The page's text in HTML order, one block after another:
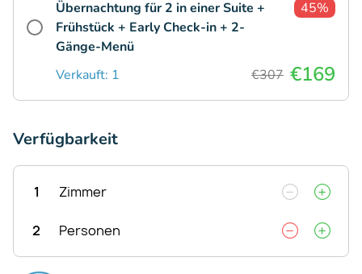
Übernachtung für 2 in einer Suite +
Frühstück + Early Check-in + 2-
Gänge-Menü
45%
Verkauft: 1 €307 €169
Verfügbarkeit
1 Zimmer
2 Personen